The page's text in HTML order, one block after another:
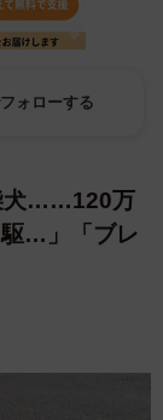
ォローする
犬……120万
駆…」「ブレ